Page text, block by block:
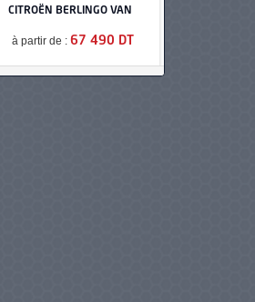
CITROËN BERLINGO VAN
à partir de :67 490 DT